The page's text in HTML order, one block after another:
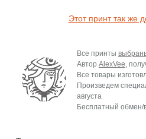
Этот принт так же
Все принты
Автор AlexVee,
Все товары
Произведем
августа
Бесплатный обмен/